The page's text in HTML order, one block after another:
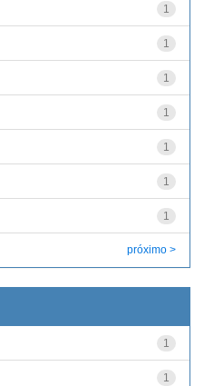
1
1
1
1
1
1
1
próximo >
1
1